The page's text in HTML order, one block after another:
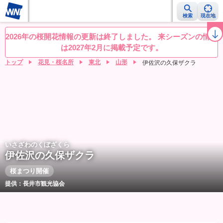
検索 現在地
桜レーダー 名所ランキング 桜開花予想NEWS お花見動画 目的別
2026年の桜開花情報の更新は終了しました。 来シーズンの情報
は2027年2月に掲載予定です。
トップ 花見・桜名所 東北 山形 伊佐沢の久保ザクラ
いさざわのくぼざくら
伊佐沢の久保ザクラ
桜まつり開催
提供：長井市観光協会